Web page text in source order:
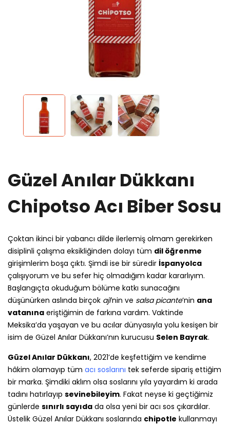
Güzel Anılar Dükkanı
Chipotso Acı Biber Sosu
Çoktan ikinci bir yabancı dilde ilerlemiş olmam gerekirken
disiplinli çalışma eksikliğinden dolayı tüm dil öğrenme
girişimlerim boşa çıktı. Şimdi ise bir süredir İspanyolca
çalışıyorum ve bu sefer hiç olmadığım kadar kararlıyım.
Başlangıçta okuduğum bölüme katkı sunacağını
düşünürken aslında birçok ají’nin ve salsa picante’nin ana
vatanına eriştiğimin de farkına vardım. Vaktinde
Meksika’da yaşayan ve bu acılar dünyasıyla yolu kesişen bir
isim de Güzel Anılar Dükkanı’nın kurucusu Selen Bayrak.
Güzel Anılar Dükkanı, 2021’de keşfettiğim ve kendime
hâkim olamayıp tüm acı soslarını tek seferde sipariş ettiğim
bir marka. Şimdiki aklım olsa soslarını yıla yayardım ki arada
tadını hatırlayıp sevinebileyim. Fakat neyse ki geçtiğimiz
günlerde sınırlı sayıda da olsa yeni bir acı sos çıkardılar.
Üstelik Güzel Anılar Dükkanı soslarında chipotle kullanmayı